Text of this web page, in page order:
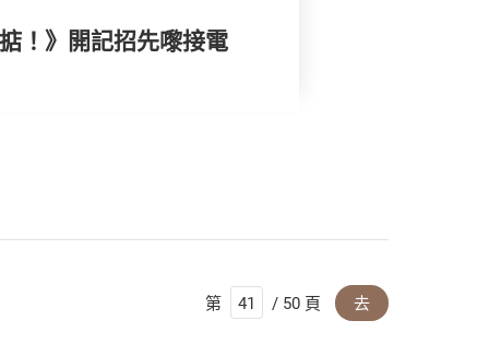
！》開記招先嚟接電
第 / 50 頁 去